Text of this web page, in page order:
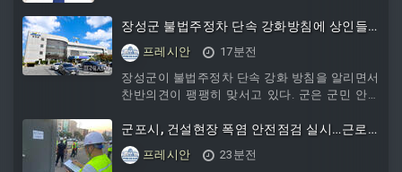
수사심의위원회를 법률로 격상하는 ‘경찰·해양경찰
민주적 통제 강화법’을 대표 발의했다고 7일 밝혔다.
현행법에 따라 고소인·고발인·피해자·피의자 등 사건
관계인은 경찰 또는 해
장성군 불법주정차 단속 강화방침에 상인들,
지역상권은 어떡하라고?
프레시안
17분전
장성군이 불법주정차 단속 강화 방침을 알리면서
찬반의견이 팽팽히 맞서고 있다. 군은 군민 안전
서는 주차 인프라 확충 없이 단속만 ...
군포시, 건설현장 폭염 안전점검 실시…근로
자 온열질환 예방
프레시안
23분전